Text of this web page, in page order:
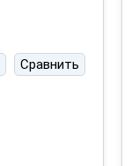
Сравнить